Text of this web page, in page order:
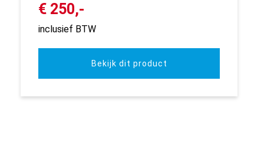
€ 250,-
inclusief BTW
Bekijk dit product